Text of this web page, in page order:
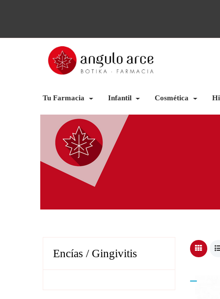
Tu Farmacia Infantil Cosmética
Encías / Gingivitis